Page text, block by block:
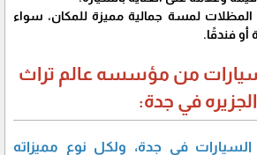
المظلات لمسة جمالية مميزة للمكان، سواء
أو فندقًا.
من مؤسسه عالم تراث
الجزيره في جدة:
في جدة، ولكل نوع مميزاته